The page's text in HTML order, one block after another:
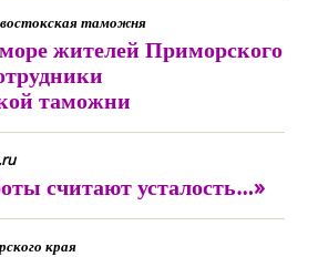
таможня
жителей Приморского
таможни
считают усталость…»
края